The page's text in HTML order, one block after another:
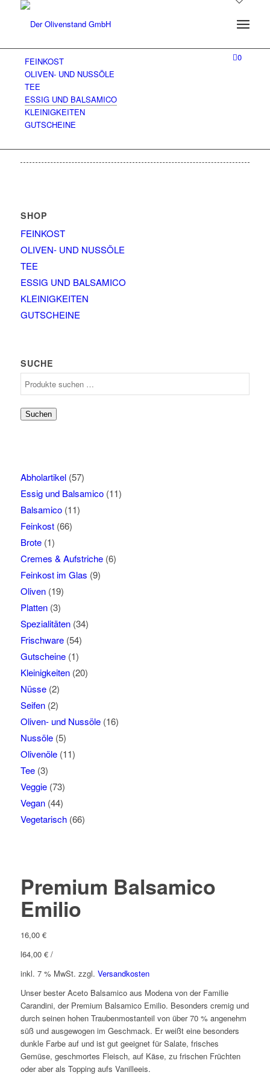
0
FEINKOST
OLIVEN- UND NUSSÖLE
TEE
ESSIG UND BALSAMICO
KLEINIGKEITEN
GUTSCHEINE
SHOP
FEINKOST
OLIVEN- UND NUSSÖLE
TEE
ESSIG UND BALSAMICO
KLEINIGKEITEN
GUTSCHEINE
SUCHE
Suchen
Abholartikel (57)
Essig und Balsamico (11)
Balsamico (11)
Feinkost (66)
Brote (1)
Cremes & Aufstriche (6)
Feinkost im Glas (9)
Oliven (19)
Platten (3)
Spezialitäten (34)
Frischware (54)
Gutscheine (1)
Kleinigkeiten (20)
Nüsse (2)
Seifen (2)
Oliven- und Nussöle (16)
Nussöle (5)
Olivenöle (11)
Tee (3)
Veggie (73)
Vegan (44)
Vegetarisch (66)
Premium Balsamico
Emilio
16,00 €
64,00 €/
l
inkl. 7 % MwSt. zzgl. Versandkosten
Unser bester Aceto Balsamico aus Modena von der Familie
Carandini, der Premium Balsamico Emilio. Besonders cremig und
durch seinen hohen Traubenmostanteil von über 70 % angenehm
süß und ausgewogen im Geschmack. Er weißt eine besonders
dunkle Farbe auf und ist gut geeignet für Salate, frisches
Gemüse, geschmortes Fleisch, auf Käse, zu frischen Früchten
oder aber als Topping aufs Vanilleeis.